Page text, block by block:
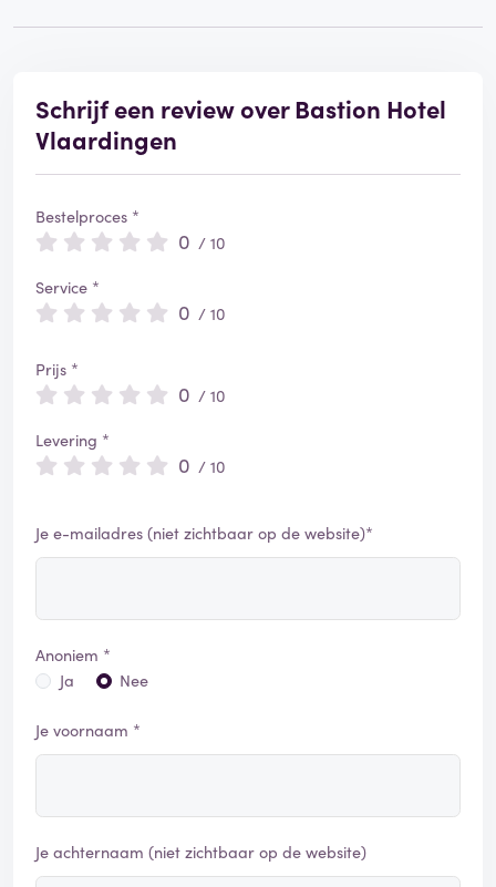
Schrijf een review over Bastion Hotel
Vlaardingen
Bestelproces *
0 / 10
Service *
0 / 10
Prijs *
0 / 10
Levering *
0 / 10
Je e-mailadres (niet zichtbaar op de website)*
Anoniem *
Ja
Nee
Je voornaam *
Je achternaam (niet zichtbaar op de website)